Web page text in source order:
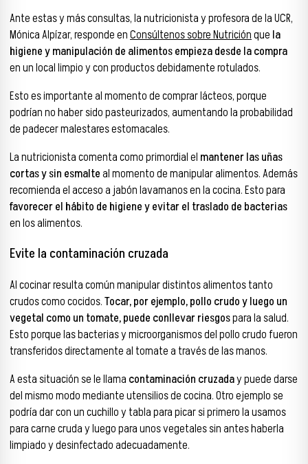
Ante estas y más consultas, la nutricionista y profesora de la UCR,
Mónica Alpízar, responde enConsúltenos sobre Nutriciónque la
higiene y manipulación de alimentos empieza desde la compra
en un local limpio y con productos debidamente rotulados.
Esto es importante al momento de comprar lácteos, porque
podrían no haber sido pasteurizados, aumentando la probabilidad
de padecer malestares estomacales.
La nutricionista comenta como primordial el mantener las uñas
cortas y sin esmalteal momento de manipular alimentos. Además
recomienda el acceso a jabón lavamanos en la cocina. Esto para
favorecer el hábito de higiene y evitar el traslado de bacterias
en los alimentos.
Evite la contaminación cruzada
Al cocinar resulta común manipular distintos alimentos tanto
crudos como cocidos.Tocar, por ejemplo, pollo crudo y luego un
vegetal como un tomate, puede conllevar riesgospara la salud.
Esto porque las bacterias y microorganismos del pollo crudo fueron
transferidos directamente al tomate a través de las manos.
A esta situación se le llama contaminación cruzaday puede darse
del mismo modo mediante utensilios de cocina. Otro ejemplo se
podría dar con un cuchillo y tabla para picar si primero la usamos
para carne cruda y luego para unos vegetales sin antes haberla
limpiado y desinfectado adecuadamente.